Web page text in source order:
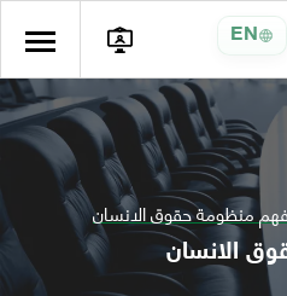
EN
منظومة حقوق الانسان
الانسان